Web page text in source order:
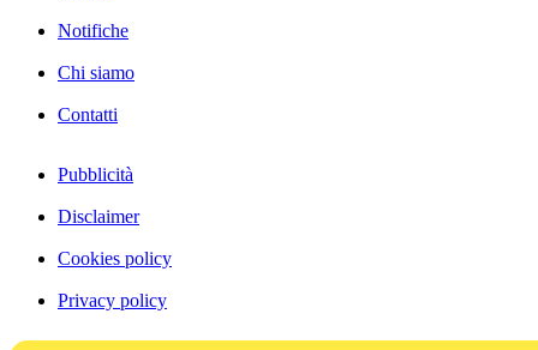
Notifiche
Chi siamo
Contatti
Pubblicità
Disclaimer
Cookies policy
Privacy policy